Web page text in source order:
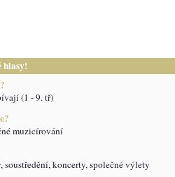
hlasy!
(1 - 9. tř)
muzicírování
koncerty, společné výlety